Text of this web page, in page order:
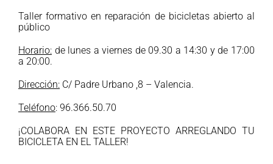
Taller formativo en reparación de bicicletas abierto al
público
Horario: de lunes a viernes de 09.30 a 14:30 y de 17:00
a 20:00.
Dirección: C/ Padre Urbano ,8 – Valencia.
Teléfono: 96.366.50.70
¡COLABORA EN ESTE PROYECTO ARREGLANDO TU
BICICLETA EN EL TALLER!